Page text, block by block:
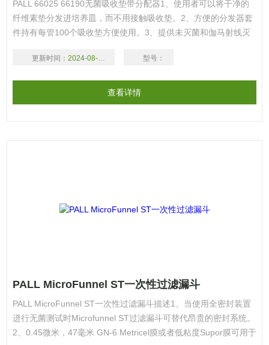
PALL 66025 66190无菌吸收垫带分配器1、使用者可以将干净的
纤维素垫分发进培养皿，而不用接触吸收垫。2、方便的分发器套
件持有每管100个吸收垫方便使用。3、提供未灭菌和伽马射线灭
适合吸收培养基来培养菌落。
更新时间： 2024-08-17 型号：
查看详情
PALL MicroFunnel ST一次性过滤漏斗
PALL MicroFunnel ST一次性过滤漏斗描述1、当使用全密封装置
进行无菌测试时Microfunnel ST过滤漏斗可替代昂贵的密封系统。
2、0.45微米，47毫米 GN-6 Metricel膜或者低粘度Supor膜可用于